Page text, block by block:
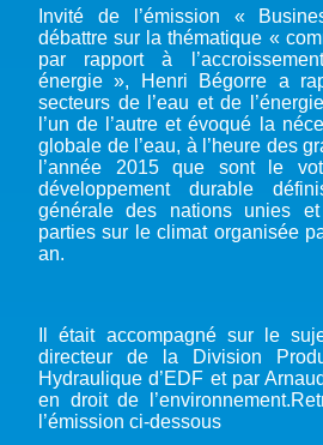
CONFÉRENCE ONU SUR L’EAU – NEW
TOUS LES ÉVÉNEMENTS
Invité de l’émission «
débattre sur la thématique «
par rapport à
énergie », Henri Bégorre a
secteurs de l’eau et de
l’un de l’autre et évoqué la
globale de l’eau, à l’heure des
l’année 2015 que sont le
développement durable
générale des nations unies
parties sur le climat organisée
an.
Il était accompagné sur le
directeur de la Division
Hydraulique d’EDF et par
en droit de
l’émission ci-dessous